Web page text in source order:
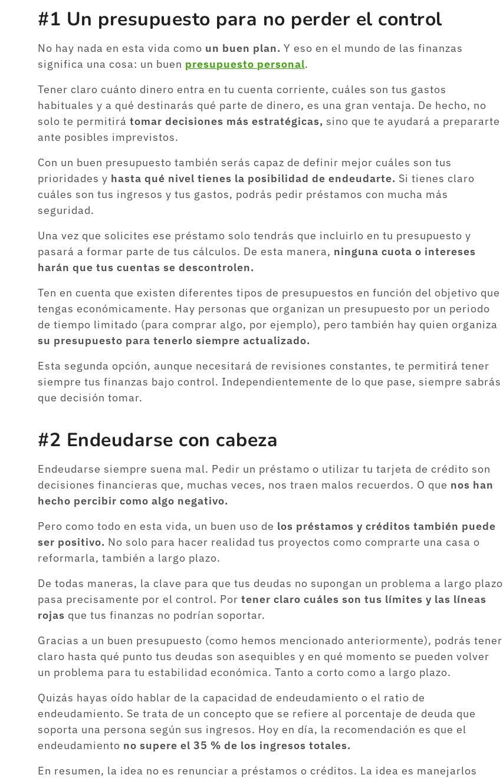
#1 Un presupuesto para no perder el control
No hay nada en esta vida como un buen plan. Y eso en el mundo de las finanzas
significa una cosa: un buen presupuesto personal.
Tener claro cuánto dinero entra en tu cuenta corriente, cuáles son tus gastos
habituales y a qué destinarás qué parte de dinero, es una gran ventaja. De hecho, no
solo te permitirá tomar decisiones más estratégicas, sino que te ayudará a prepararte
ante posibles imprevistos.
Con un buen presupuesto también serás capaz de definir mejor cuáles son tus
prioridades y hasta qué nivel tienes la posibilidad de endeudarte. Si tienes claro
cuáles son tus ingresos y tus gastos, podrás pedir préstamos con mucha más
seguridad.
Una vez que solicites ese préstamo solo tendrás que incluirlo en tu presupuesto y
pasará a formar parte de tus cálculos. De esta manera, ninguna cuota o intereses
harán que tus cuentas se descontrolen.
Ten en cuenta que existen diferentes tipos de presupuestos en función del objetivo que
tengas económicamente. Hay personas que organizan un presupuesto por un periodo
de tiempo limitado (para comprar algo, por ejemplo), pero también hay quien organiza
su presupuesto para tenerlo siempre actualizado.
Esta segunda opción, aunque necesitará de revisiones constantes, te permitirá tener
siempre tus finanzas bajo control. Independientemente de lo que pase, siempre sabrás
que decisión tomar.
#2 Endeudarse con cabeza
Endeudarse siempre suena mal. Pedir un préstamo o utilizar tu tarjeta de crédito son
decisiones financieras que, muchas veces, nos traen malos recuerdos. O que nos han
hecho percibir como algo negativo.
Pero como todo en esta vida, un buen uso de los préstamos y créditos también puede
ser positivo. No solo para hacer realidad tus proyectos como comprarte una casa o
reformarla, también a largo plazo.
De todas maneras, la clave para que tus deudas no supongan un problema a largo plazo
pasa precisamente por el control. Por tener claro cuáles son tus límites y las líneas
rojas que tus finanzas no podrían soportar.
Gracias a un buen presupuesto (como hemos mencionado anteriormente), podrás tener
claro hasta qué punto tus deudas son asequibles y en qué momento se pueden volver
un problema para tu estabilidad económica. Tanto a corto como a largo plazo.
Quizás hayas oído hablar de la capacidad de endeudamiento o el ratio de
endeudamiento. Se trata de un concepto que se refiere al porcentaje de deuda que
soporta una persona según sus ingresos. Hoy en día, la recomendación es que el
endeudamiento no supere el 35 % de los ingresos totales.
En resumen, la idea no es renunciar a préstamos o créditos. La idea es manejarlos